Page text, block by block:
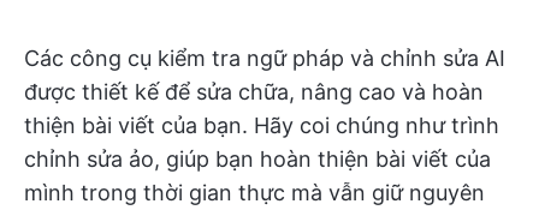
Các công cụ kiểm tra ngữ pháp và chỉnh sửa AI
được thiết kế để sửa chữa, nâng cao và hoàn
thiện bài viết của bạn. Hãy coi chúng như trình
chỉnh sửa ảo, giúp bạn hoàn thiện bài viết của
mình trong thời gian thực mà vẫn giữ nguyên